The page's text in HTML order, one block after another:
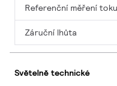
Referenční měření toku
Záruční lhůta
Světelně technické